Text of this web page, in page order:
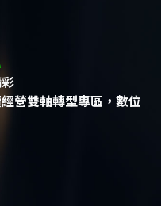
營雙軸轉型專區，數位